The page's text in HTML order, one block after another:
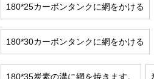
180*25カーボンタンクに網をかける
180*30カーボンタンクに網をかける
180*35炭素の溝に網を焼きます。